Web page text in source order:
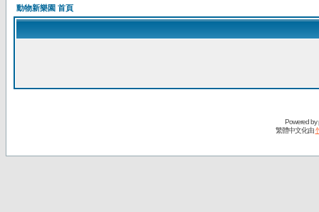
動物新樂園 首頁
Powered by
繁體中文化由